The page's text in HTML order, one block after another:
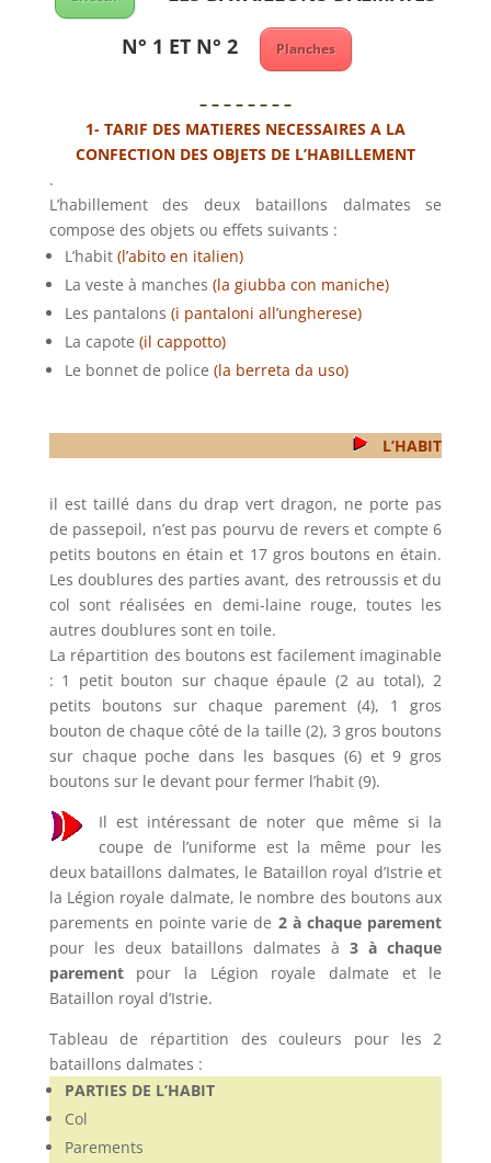
N° 1 ET N° 2
Planches
– – – – – – – –
1- TARIF DES MATIERES NECESSAIRES A LA
CONFECTION DES OBJETS DE L’HABILLEMENT
.
L’habillement des deux bataillons dalmates se
compose des objets ou effets suivants :
L’habit (l’abito en italien)
La veste à manches (la giubba con maniche)
Les pantalons (i pantaloni all’ungherese)
La capote (il cappotto)
Le bonnet de police (la berreta da uso)
L’HABIT
il est taillé dans du drap vert dragon, ne porte pas
de passepoil, n’est pas pourvu de revers et compte 6
petits boutons en étain et 17 gros boutons en étain.
Les doublures des parties avant, des retroussis et du
col sont réalisées en demi-laine rouge, toutes les
autres doublures sont en toile.
La répartition des boutons est facilement imaginable
: 1 petit bouton sur chaque épaule (2 au total), 2
petits boutons sur chaque parement (4), 1 gros
bouton de chaque côté de la taille (2), 3 gros boutons
sur chaque poche dans les basques (6) et 9 gros
boutons sur le devant pour fermer l’habit (9).
Il est intéressant de noter que même si la
coupe de l’uniforme est la même pour les
deux bataillons dalmates, le Bataillon royal d’Istrie et
la Légion royale dalmate, le nombre des boutons aux
parements en pointe varie de 2 à chaque parement
pour les deux bataillons dalmates à3 à chaque
parementpour la Légion royale dalmate et le
Bataillon royal d’Istrie.
Tableau de répartition des couleurs pour les 2
bataillons dalmates :
PARTIES DE L’HABIT
Col
Parements